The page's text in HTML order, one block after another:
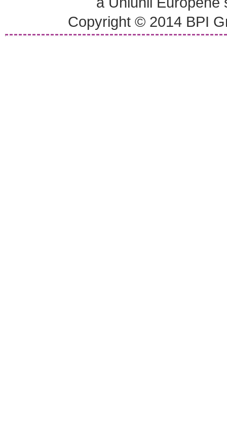
Copyright © 2014 BPI